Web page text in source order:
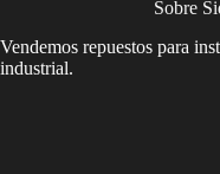
Sobre
Vendemos repuestos para
industrial.